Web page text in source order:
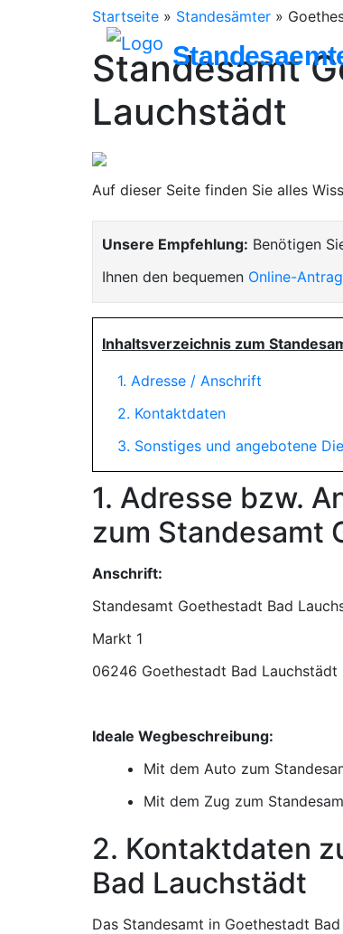
Startseite » Standesämter »
Standesamt
Lauchstädt
Auf dieser Seite finden Sie alles
Unsere Empfehlung: Benötigen
Ihnen den bequemen Online-
Inhaltsverzeichnis zum
1. Adresse / Anschrift
2. Kontaktdaten
3. Sonstiges und angebotene
1. Adresse bzw.
zum Standesamt
Anschrift:
Standesamt Goethestadt Bad
06246 Goethestadt Bad Lauchstädt
Ideale Wegbeschreibung:
Mit dem Auto zum
Mit dem Zug zum
2. Kontaktdaten
Bad Lauchstädt
Das Standesamt in Goethestadt